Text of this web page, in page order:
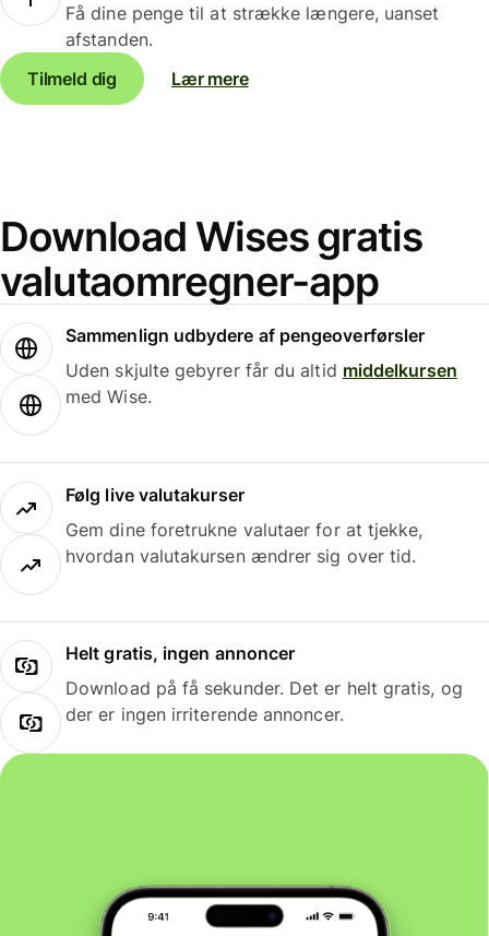
Få dine penge til at strække længere, uanset
afstanden.
Tilmeld dig
Lær mere
Download Wises gratis
valutaomregner-app
Sammenlign udbydere af pengeoverførsler
Uden skjulte gebyrer får du altid middelkursen
med Wise.
Følg live valutakurser
Gem dine foretrukne valutaer for at tjekke,
hvordan valutakursen ændrer sig over tid.
Helt gratis, ingen annoncer
Download på få sekunder. Det er helt gratis, og
der er ingen irriterende annoncer.